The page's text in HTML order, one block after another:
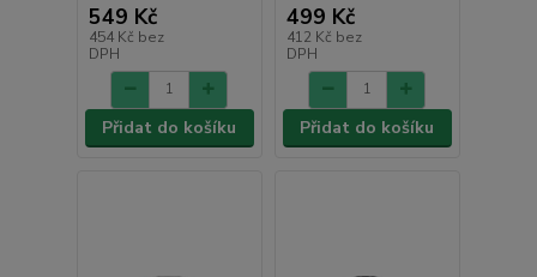
549 Kč
454 Kč bez
DPH
Přidat do košíku
499 Kč
412 Kč bez
DPH
Přidat do košíku